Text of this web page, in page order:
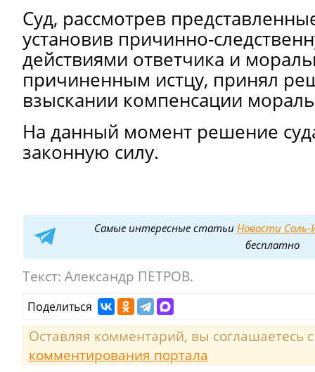
Суд, рассмотрев
установив причинно-
действиями ответчика и
причиненным истцу, принял
взыскании компенсации
На данный момент решение
законную силу.
Самые интересные статьи Новости Соль-
бесплатно
Текст: Александр ПЕТРОВ.
Поделиться
Оставляя комментарий, вы соглашаетесь
комментирования портала